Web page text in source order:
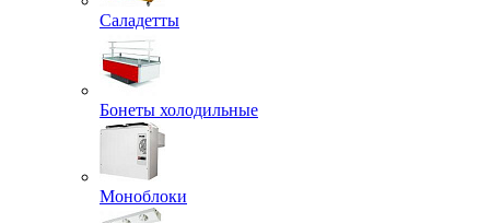
Саладетты
Бонеты холодильные
Моноблоки